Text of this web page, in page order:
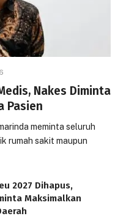
Nakes Diminta
Pasien
meminta seluruh
rumah sakit maupun
2027 Dihapus,
Maksimalkan